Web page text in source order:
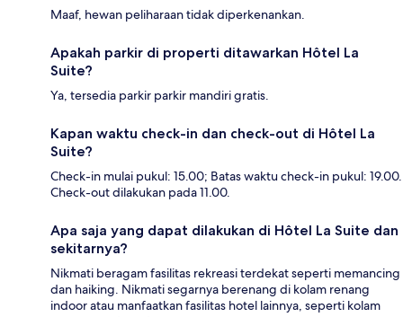
Maaf, hewan peliharaan tidak diperkenankan.
Apakah parkir di properti ditawarkan Hôtel La
Suite?
Ya, tersedia parkir parkir mandiri gratis.
Kapan waktu check-in dan check-out di Hôtel La
Suite?
Check-in mulai pukul: 15.00; Batas waktu check-in pukul: 19.00.
Check-out dilakukan pada 11.00.
Apa saja yang dapat dilakukan di Hôtel La Suite dan
sekitarnya?
Nikmati beragam fasilitas rekreasi terdekat seperti memancing
dan haiking. Nikmati segarnya berenang di kolam renang
indoor atau manfaatkan fasilitas hotel lainnya, seperti kolam